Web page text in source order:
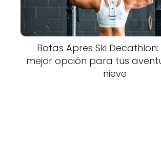
Botas Apres Ski Decathlon:
mejor opción para tus
nieve